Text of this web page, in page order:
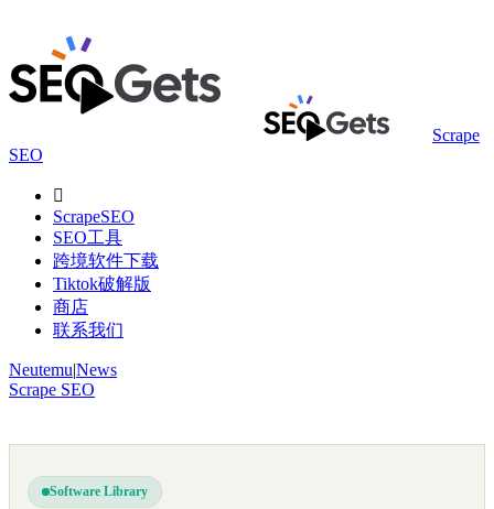
Scrape
SEO

ScrapeSEO
SEO工具
跨境软件下载
Tiktok破解版
商店
联系我们
Neutemu|News
Scrape SEO
Software Library